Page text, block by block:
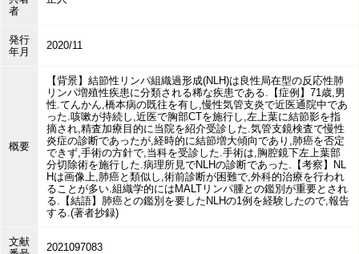
者
発行
年月
2020/11
概要
【背景】結節性リンパ組織過形成(NLH)は良性局在型の反応性肺
リンパ増殖性疾患に分類される稀な疾患である.【症例】71歳,男
性.てんかん,橋本病の既往を有し,慢性気管支炎で近医通院中であ
った.咳嗽が持続し,近医で胸部CTを施行し,左上葉に結節影を指
摘され,精査加療目的に当院を紹介受診した.気管支鏡検査で慢性
炎症の診断であったが,経時的に結節増大傾向であり,肺癌を否定
できず,手術の方針で,当科を受診した.手術は,胸腔鏡下左上葉部
分切除術を施行した.病理所見でNLHの診断であった.【考察】NL
Hは画像上,肺癌と類似し,術前診断が困難で,外科的治療を行われ
ることが多い.組織学的にはMALTリンパ腫との鑑別が重要とされ
る.【結語】肺癌との鑑別を要したNLHの1例を経験したので,報告
する.(著者抄録)
文献
2021097083